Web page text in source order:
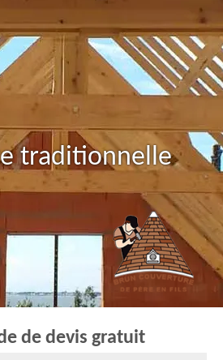
traditionnelle
de devis gratuit